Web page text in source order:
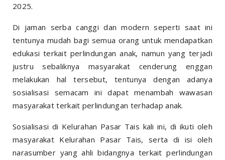
2025.
Di jaman serba canggi dan modern seperti saat ini
tentunya mudah bagi semua orang untuk mendapatkan
edukasi terkait perlindungan anak, namun yang terjadi
justru sebaliknya masyarakat cenderung enggan
melakukan hal tersebut, tentunya dengan adanya
sosialisasi semacam ini dapat menambah wawasan
masyarakat terkait perlindungan terhadap anak.
Sosialisasi di Kelurahan Pasar Tais kali ini, di ikuti oleh
masyarakat Kelurahan Pasar Tais, serta di isi oleh
narasumber yang ahli bidangnya terkait perlindungan